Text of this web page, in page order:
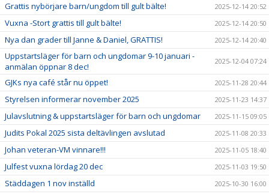
Grattis nybörjare barn/ungdom till gult bälte! 2025-12-14 20:52
Vuxna -Stort grattis till gult bälte! 2025-12-14 20:50
Nya dan grader till Janne & Daniel, GRATTIS! 2025-12-14 20:40
Uppstartsläger för barn och ungdomar 9-10 januari -
anmälan öppnar 8 dec!
2025-12-04 07:24
GJKs nya café står nu öppet! 2025-11-28 20:44
Styrelsen informerar november 2025 2025-11-23 14:37
Julavslutning & uppstartsläger för barn och ungdomar 2025-11-15 09:05
Judits Pokal 2025 sista deltävlingen avslutad 2025-11-08 20:33
Johan veteran-VM vinnare!!! 2025-11-05 18:40
Julfest vuxna lördag 20 dec 2025-11-03 19:50
Städdagen 1 nov inställd 2025-10-30 16:00